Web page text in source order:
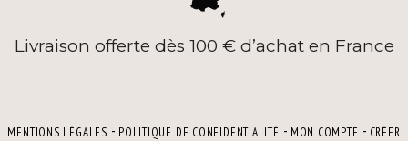
Livraison offerte dès 100 € d’achat en France
MENTIONS LÉGALES POLITIQUE DE CONFIDENTIALITÉ MON COMPTE
CRÉER